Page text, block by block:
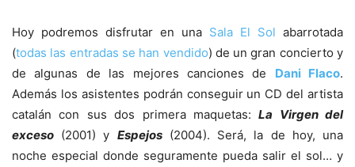
Hoy podremos disfrutar en una Sala El Sol abarrotada
(todas las entradas se han vendido) de un gran concierto y
de algunas de las mejores canciones de Dani Flaco.
Además los asistentes podrán conseguir un CD del artista
catalán con sus dos primera maquetas:La Virgen del
exceso (2001) y Espejos(2004). Será, la de hoy, una
noche especial donde seguramente pueda salir el sol… y